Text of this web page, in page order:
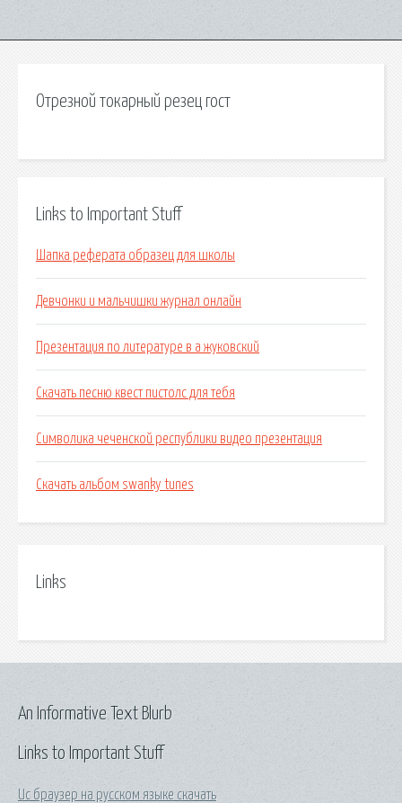
Отрезной токарный резец гост
Links to Important Stuff
Шапка реферата образец для школы
Девчонки и мальчишки журнал онлайн
Презентация по литературе в а жуковский
Скачать песню квест пистолс для тебя
Символика чеченской республики видео презентация
Скачать альбом swanky tunes
Links
Links to Important Stuff
Uc браузер на русском языке скачать
An Informative Text Blurb